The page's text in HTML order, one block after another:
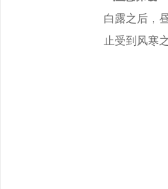
白露之后，
止受到风寒